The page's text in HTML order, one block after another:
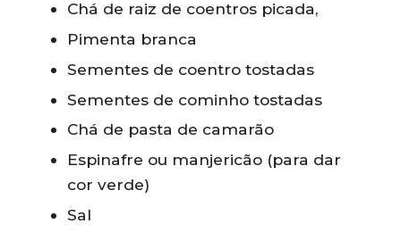
Chá de raiz de coentros picada,
Pimenta branca
Sementes de coentro tostadas
Sementes de cominho tostadas
Chá de pasta de camarão
Espinafre ou manjericão (para dar
cor verde)
Sal